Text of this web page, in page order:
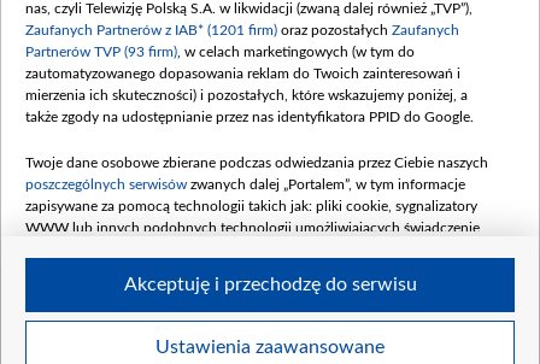
Elżbieta i Grzelakowie...
Komentarze
regulamin tvp.pl pomoc polityka prywatności
nas, czyli Telewizję Polską S.A. w likwidacji (zwaną dalej również „TVP”),
Zaufanych Partnerów z IAB* (1201 firm) oraz pozostałych Zaufanych
Partnerów TVP (93 firm) , w celach marketingowych (w tym do
zautomatyzowanego dopasowania reklam do Twoich zainteresowań i
mierzenia ich skuteczności) i pozostałych, które wskazujemy poniżej, a
także zgody na udostępnianie przez nas identyfikatora PPID do Google.
Twoje dane osobowe zbierane podczas odwiedzania przez Ciebie naszych
poszczególnych serwisów zwanych dalej „Portalem”, w tym informacje
zapisywane za pomocą technologii takich jak: pliki cookie, sygnalizatory
WWW lub innych podobnych technologii umożliwiających świadczenie
Twoje dane osobowe zbierane podczas odwiedzania przez Ciebie
Ustawienia zaawansowane
Akceptuję i przechodzę do serwisu